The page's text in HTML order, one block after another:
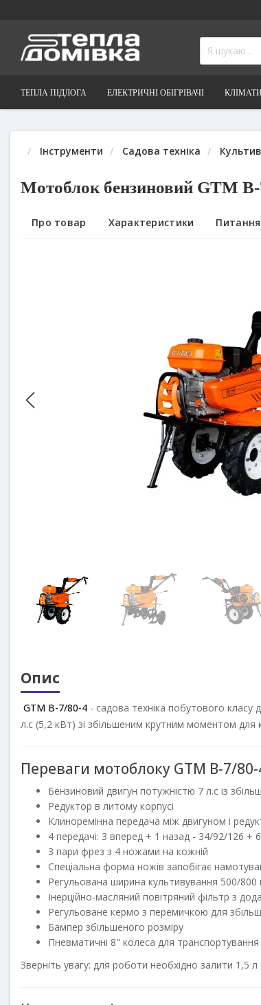
ТЕПЛА ПІДЛОГА ЕЛЕКТРИЧНІ ОБІГРІВАЧІ
Інструменти Садова техніка
Мотоблок бензиновий GTM B-
Про товар Характеристики Питання
Опис
GTM B-7/80-4 - садова техніка побутового
л.с (5,2 кВт) зі збільшеним крутним моментом
Переваги мотоблоку GTM B-7/80-
Бензиновий двигун потужністю 7 л.с із
Редуктор в литому корпусі
Клиноремінна передача між двигуном і
4 передачі: 3 вперед + 1 назад - 34/92/126 +
3 пари фрез з 4 ножами на кожній
Спеціальна форма ножів запобігає
Регульована ширина культивування 500/800
Інерційно-масляний повітряний фільтр з
Регульоване кермо з перемичкою для
Бампер збільшеного розміру
Пневматичні 8" колеса для транспортування
Зверніть увагу: для роботи необхідно залити 1,5